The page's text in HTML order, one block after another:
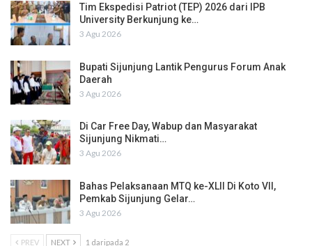
Tim Ekspedisi Patriot (TEP) 2026 dari IPB
University Berkunjung ke…
3 Agu 2026
Bupati Sijunjung Lantik Pengurus Forum Anak
Daerah
3 Agu 2026
Di Car Free Day, Wabup dan Masyarakat
Sijunjung Nikmati…
3 Agu 2026
Bahas Pelaksanaan MTQ ke-XLII Di Koto VII,
Pemkab Sijunjung Gelar…
3 Agu 2026
PREV NEXT 1 daripada 2